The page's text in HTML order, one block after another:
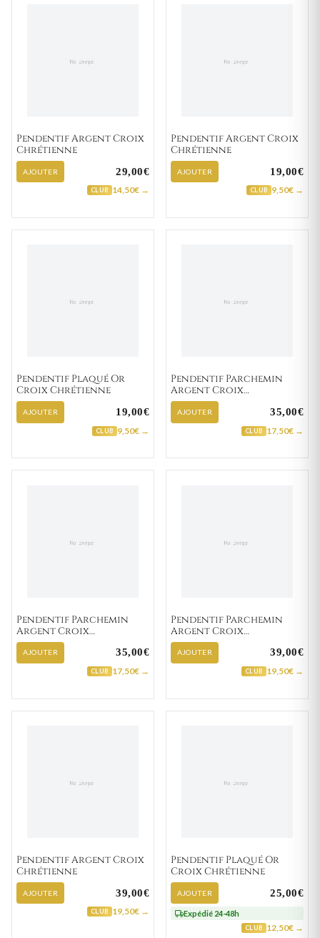
Pendentif Argent Croix
Chrétienne
AJOUTER 29,00€
CLUB 14,50€ →
Pendentif Argent Croix
Chrétienne
AJOUTER 19,00€
CLUB 9,50€ →
Pendentif Plaqué Or
Croix Chrétienne
AJOUTER 19,00€
CLUB 9,50€ →
Pendentif Parchemin
Argent Croix
Chrétienne
AJOUTER 35,00€
CLUB 17,50€ →
Pendentif Parchemin
Argent Croix
Chrétienne
AJOUTER 35,00€
CLUB 17,50€ →
Pendentif Parchemin
Argent Croix
Chrétienne
AJOUTER 39,00€
CLUB 19,50€ →
Pendentif Argent Croix
Chrétienne
AJOUTER 39,00€
CLUB 19,50€ →
Pendentif Plaqué Or
Croix Chrétienne
AJOUTER 25,00€
Expédié 24-48h
CLUB 12,50€ →